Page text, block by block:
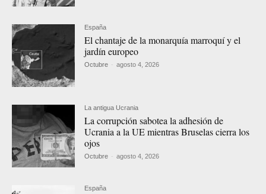
España
El chantaje de la monarquía marroquí y el
jardín europeo
Octubre - agosto 4, 2026
La antigua Ucrania
La corrupción sabotea la adhesión de
Ucrania a la UE mientras Bruselas cierra los
ojos
Octubre - agosto 4, 2026
España